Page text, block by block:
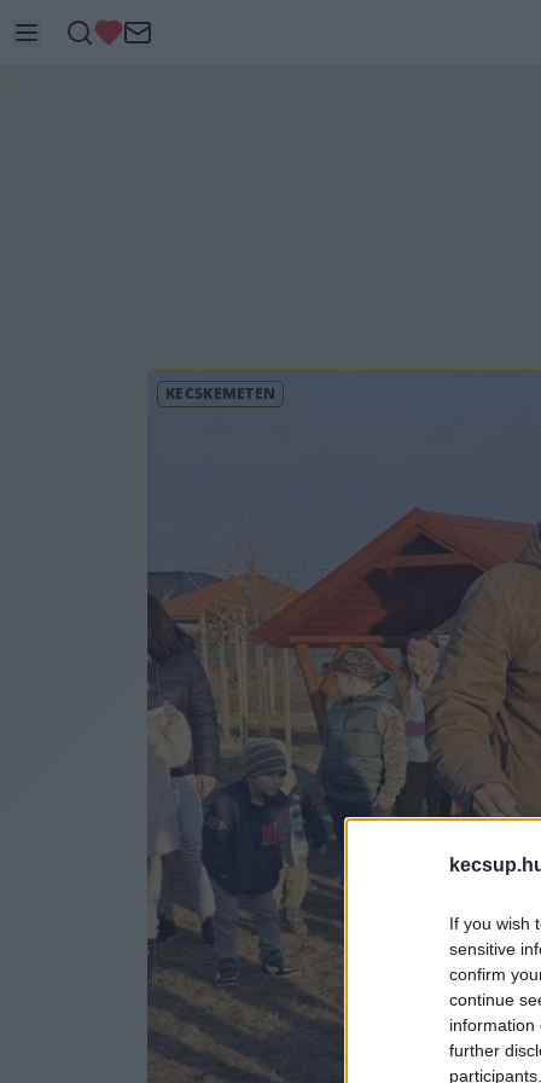
If you wish
sensitive
confirm
continue
information
further
KECSKEMÉTEN